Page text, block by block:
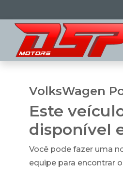
VolksWagen
Este
disponível
Você pode fazer uma
equipe para encontrar